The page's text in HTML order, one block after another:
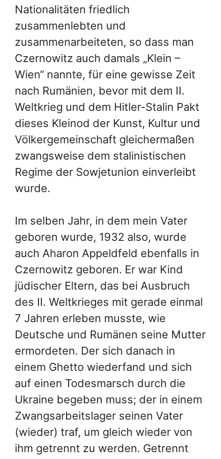
Nationalitäten friedlich
zusammenlebten und
zusammenarbeiteten, so dass man
Czernowitz auch damals „Klein –
Wien“ nannte, für eine gewisse Zeit
nach Rumänien, bevor mit dem II.
Weltkrieg und dem Hitler-Stalin Pakt
dieses Kleinod der Kunst, Kultur und
Völkergemeinschaft gleichermaßen
zwangsweise dem stalinistischen
Regime der Sowjetunion einverleibt
wurde.
Im selben Jahr, in dem mein Vater
geboren wurde, 1932 also, wurde
auch Aharon Appeldfeld ebenfalls in
Czernowitz geboren. Er war Kind
jüdischer Eltern, das bei Ausbruch
des II. Weltkrieges mit gerade einmal
7 Jahren erleben musste, wie
Deutsche und Rumänen seine Mutter
ermordeten. Der sich danach in
einem Ghetto wiederfand und sich
auf einen Todesmarsch durch die
Ukraine begeben muss; der in einem
Zwangsarbeitslager seinen Vater
(wieder) traf, um gleich wieder von
ihm getrennt zu werden. Getrennt